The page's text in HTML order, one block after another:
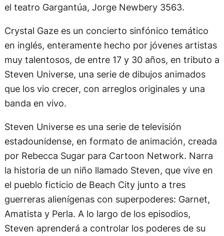
el teatro Gargantúa, Jorge Newbery 3563.
Crystal Gaze es un concierto sinfónico temático
en inglés, enteramente hecho por jóvenes artistas
muy talentosos, de entre 17 y 30 años, en tributo a
Steven Universe, una serie de dibujos animados
que los vio crecer, con arreglos originales y una
banda en vivo.
Steven Universe es una serie de televisión
estadounidense, en formato de animación, creada
por Rebecca Sugar para Cartoon Network. Narra
la historia de un niño llamado Steven, que vive en
el pueblo ficticio de Beach City junto a tres
guerreras alienígenas con superpoderes: Garnet,
Amatista y Perla. A lo largo de los episodios,
Steven aprenderá a controlar los poderes de su